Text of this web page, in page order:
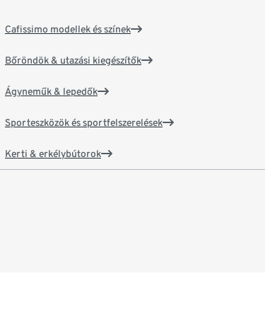
Cafissimo modellek és színek
Bőröndök & utazási kiegészítők
Ágyneműk & lepedők
Sporteszközök és sportfelszerelések
Kerti & erkélybútorok